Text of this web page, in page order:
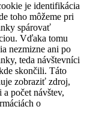
je identifikácia
toho môžeme pri
spárovať
Vďaka tomu
nezmizne ani po
teda návštevníci
skončili. Táto
zobraziť zdroj,
počet návštev,
o